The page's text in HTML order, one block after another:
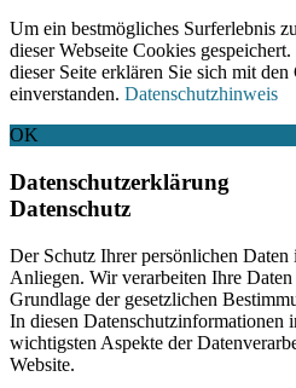
Um ein bestmögliches Surferlebnis
dieser Webseite Cookies
dieser Seite erklären Sie sich mit
einverstanden. Datenschutzhinweis
OK
Datenschutzerklärung
Datenschutz
Der Schutz Ihrer persönlichen Daten
Anliegen. Wir verarbeiten Ihre
Grundlage der gesetzlichen
In diesen Datenschutzinformationen
wichtigsten Aspekte der
Website.